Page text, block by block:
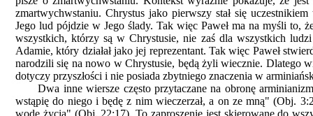
zmartwychwstaniu. Chrystus jako pierwszy stał się
Jego lud pójdzie w Jego ślady. Tak więc Paweł ma na myśli to,
wszystkich, którzy są w Chrystusie, nie zaś dla wszystkich
Adamie, który działał jako jej reprezentant. Tak więc Paweł
narodzili się na nowo w Chrystusie, będą żyli wiecznie. Dlatego
dotyczy przyszłości i nie posiada zbytniego znaczenia w
Dwa inne wiersze często przytaczane na obronę
wstąpię do niego i będę z nim wieczerzał, a on ze mną" (Obj.
wodę życia" (Obj. 22:17). To zaproszenie jest skierowane do